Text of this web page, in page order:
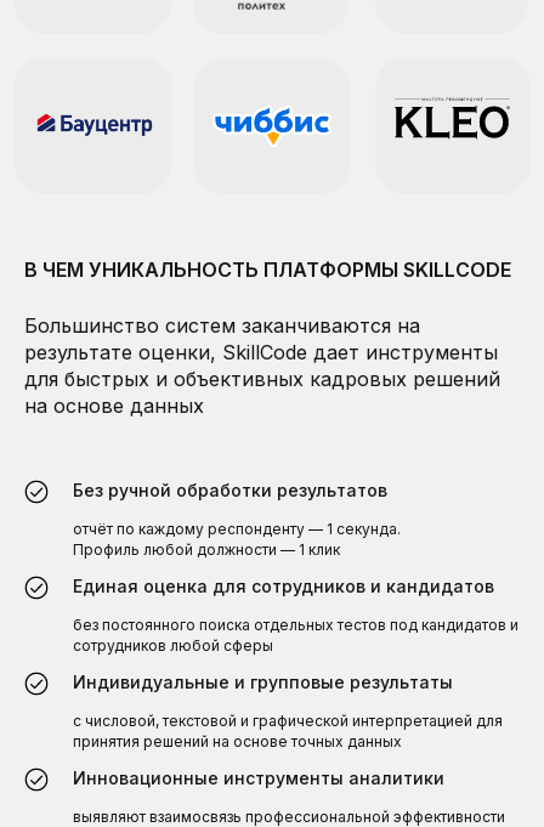
В ЧЕМ УНИКАЛЬНОСТЬ ПЛАТФОРМЫ SKILLCODE
Большинство систем заканчиваются на
результате оценки, SkillCode дает инструменты
для быстрых и объективных кадровых решений
на основе данных
Без ручной обработки результатов
отчёт по каждому респонденту — 1 секунда.
Профиль любой должности — 1 клик
Единая оценка для сотрудников и кандидатов
без постоянного поиска отдельных тестов под кандидатов и
сотрудников любой сферы
Индивидуальные и групповые результаты
с числовой, текстовой и графической интерпретацией для
принятия решений на основе точных данных
Инновационные инструменты аналитики
выявляют взаимосвязь профессиональной эффективности
понятные кадровые решения: кого нанимать,
Как это работает
ГРУППОВЫЕ ОТЧЕТЫ
БУДЬТЕ УВЕРЕНЫ В СВОИХ РЕШЕНИЯХ
Проверьте кандидатов на соответствие
СРАВНЕНИЕ РЕЗУЛЬТАТОВ